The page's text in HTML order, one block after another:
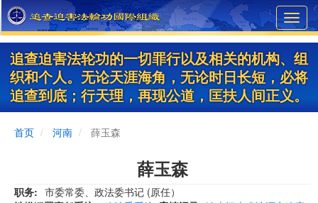
Skip
to
main
content
追查迫害法轮功的一切罪行以及相关的机构、组
织和个人。无论天涯海角，无论时日长短，必将
追查到底；行天理，再现公道，匡扶人间正义。
首页 河南 薛玉森
薛玉森
职务
市委常委、政法委书记 (原任）